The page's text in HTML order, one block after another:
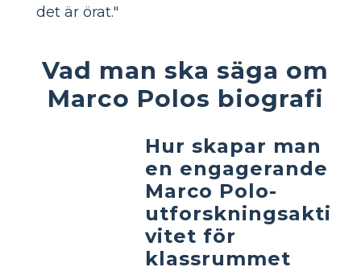
det är örat."
Vad man ska säga om
Marco Polos biografi
Hur skapar man
en engagerande
Marco Polo-
utforskningsakti
vitet för
klassrummet